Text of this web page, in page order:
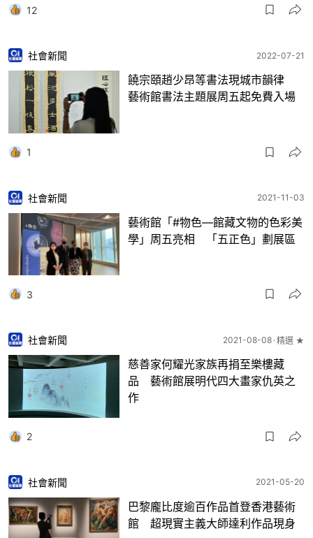
12
社會新聞 2022-07-21
饒宗頤趙少昂等書法現城市韻律
藝術館書法主題展周五起免費入場
1
社會新聞 2021-11-03
藝術館「#物色—館藏文物的色彩美
學」周五亮相 「五正色」劃展區
3
社會新聞 2021-08-08 精選 ★
慈善家何耀光家族再捐至樂樓藏
品 藝術館展明代四大畫家仇英之
作
2
社會新聞 2021-05-20
巴黎龐比度逾百作品首登香港藝術
館 超現實主義大師達利作品現身